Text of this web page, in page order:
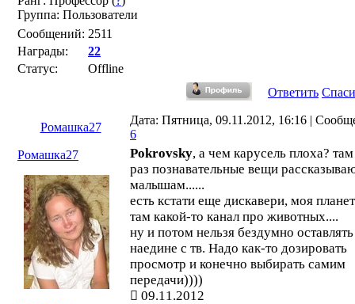
Группа: Пользователи
Сообщений: 2511
Награды:
22
Статус:
Offline
Ответить
Ромашка27
Дата: Пятница, 09.11.2012, 16:16 |
6
Ромашка27
Pokrovsky, а чем карусель плоха?
раз познавательные вещи
малышам......
есть кстати еще дискавери, моя
там какой-то канал про животных....
ну и потом нельзя бездумно
наедине с тв. Надо как-то дозировать
просмотр и конечно выбирать самим
передачи))))
09.11.2012